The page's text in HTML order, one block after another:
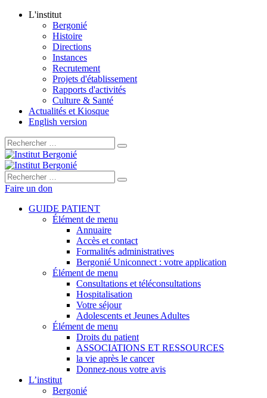
L'institut
Bergonié
Histoire
Directions
Instances
Recrutement
Projets d'établissement
Rapports d'activités
Culture & Santé
Actualités et Kiosque
English version
Rechercher :
Rechercher :
Faire un don
GUIDE PATIENT
Élément de menu
Annuaire
Accès et contact
Formalités administratives
Bergonié Uniconnect : votre application
Élément de menu
Consultations et téléconsultations
Hospitalisation
Votre séjour
Adolescents et Jeunes Adultes
Élément de menu
Droits du patient
ASSOCIATIONS ET RESSOURCES
la vie après le cancer
Donnez-nous votre avis
L’institut
Bergonié